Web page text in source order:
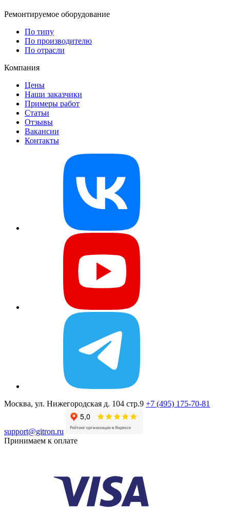
Ремонтируемое оборудование
По типу
По производителю
По отрасли
Компания
Цены
Наши заказчики
Примеры работ
Статьи
Отзывы
Вакансии
Контакты
Москва, ул. Нижегородская д. 104 стр.9 +7 (495) 175-70-81
support@gitron.ru
Принимаем к оплате